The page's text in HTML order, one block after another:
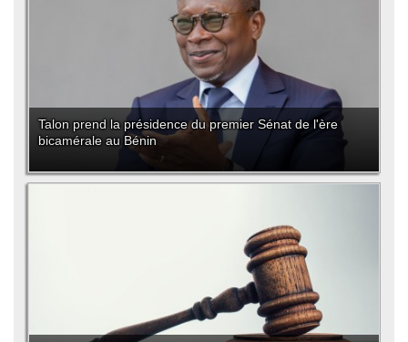
Talon prend la présidence du premier Sénat de l'ère
bicamérale au Bénin